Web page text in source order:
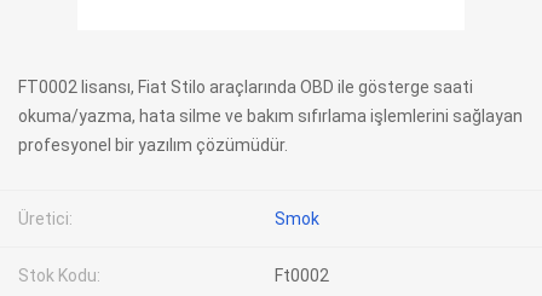
FT0002 lisansı, Fiat Stilo araçlarında OBD ile gösterge saati
okuma/yazma, hata silme ve bakım sıfırlama işlemlerini sağlayan
profesyonel bir yazılım çözümüdür.
Üretici: Smok
Stok Kodu: Ft0002